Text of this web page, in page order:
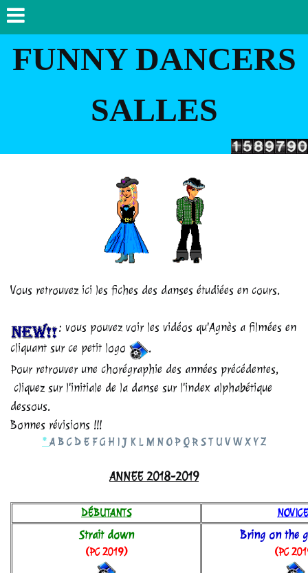
FUNNY DANCERS
SALLES
Vous retrouvez ici les fiches des danses étudiées en cours.
: vous pouvez voir les vidéos qu'Agnès a filmées en
cliquant sur ce petit logo
.
Pour retrouver une chorégraphie des années précédentes,
cliquez sur l'initiale de la danse sur l'index alphabétique
dessous.
Bonnes révisions !!!
* A B C D E F G H I J K L M N O P Q R S T U V W X Y Z
ANNEE 2018-2019
DÉBUTANTS
Strait down
(PC 2019)
Bring on the
(PC